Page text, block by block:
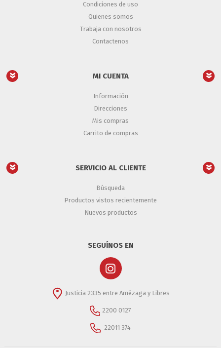
Condiciones de uso
Quienes somos
Trabaja con nosotros
Contactenos
MI CUENTA
Información
Direcciones
Mis compras
Carrito de compras
SERVICIO AL CLIENTE
Búsqueda
Productos vistos recientemente
Nuevos productos
SEGUÍNOS EN
Justicia 2335 entre Amézaga y Libres
2200 0127
22011 374